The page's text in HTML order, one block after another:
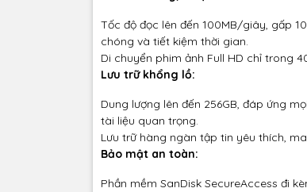
Tốc độ đọc lên đến 100MB/giây, gấp
chóng và tiết kiệm thời gian.
Di chuyển phim ảnh Full HD chỉ trong
Lưu trữ khổng lồ:
Dung lượng lên đến 256GB, đáp ứng
tài liệu quan trọng.
Lưu trữ hàng ngàn tập tin yêu thích,
Bảo mật an toàn:
Phần mềm SanDisk SecureAccess đi